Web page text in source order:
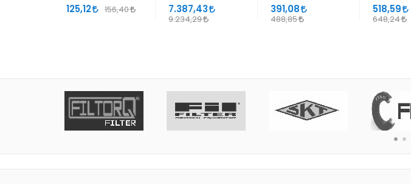
125,12 156,40 7.387,43
9.234,29
391,08
488,85
518,59
648,24